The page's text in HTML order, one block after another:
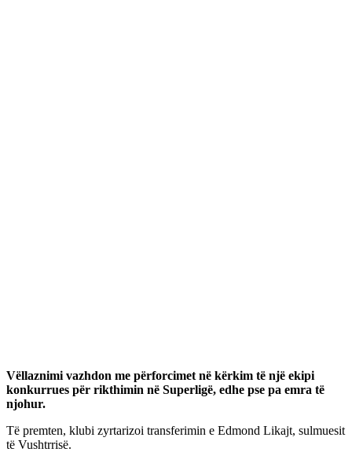
Vëllaznimi vazhdon me përforcimet në kërkim të një ekipi
konkurrues për rikthimin në Superligë, edhe pse pa emra të
njohur.
Të premten, klubi zyrtarizoi transferimin e Edmond Likajt, sulmuesit
të Vushtrrisë.